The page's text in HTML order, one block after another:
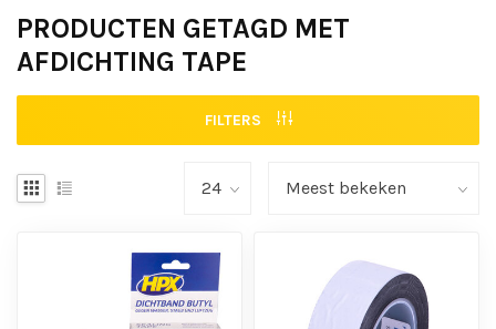
PRODUCTEN GETAGD MET
AFDICHTING TAPE
FILTERS